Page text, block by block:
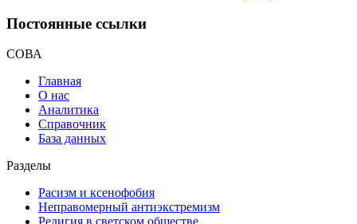
Постоянные ссылки
СОВА
Главная
О нас
Аналитика
Справочник
База данных
Разделы
Расизм и ксенофобия
Неправомерный антиэкстремизм